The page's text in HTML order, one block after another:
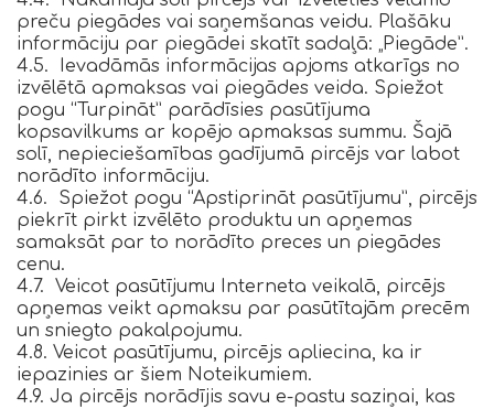
preču piegādes vai saņemšanas veidu. Plašāku
informāciju par piegādei skatīt sadaļā: „Piegāde”.
4.5. Ievadāmās informācijas apjoms atkarīgs no
izvēlētā apmaksas vai piegādes veida. Spiežot
pogu “Turpināt” parādīsies pasūtījuma
kopsavilkums ar kopējo apmaksas summu. Šajā
solī, nepieciešamības gadījumā pircējs var labot
norādīto informāciju.
4.6. Spiežot pogu “Apstiprināt pasūtījumu”, pircējs
piekrīt pirkt izvēlēto produktu un apņemas
samaksāt par to norādīto preces un piegādes
cenu.
4.7. Veicot pasūtījumu Interneta veikalā, pircējs
apņemas veikt apmaksu par pasūtītajām precēm
un sniegto pakalpojumu.
4.8. Veicot pasūtījumu, pircējs apliecina, ka ir
iepazinies ar šiem Noteikumiem.
4.9. Ja pircējs norādījis savu e-pastu saziņai, kas